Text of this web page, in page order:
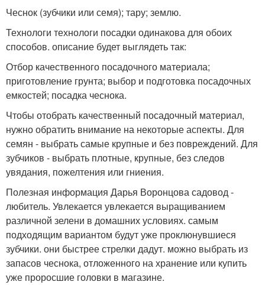
Чеснок (зубчики или семя); тару; землю.
Технологи технологи посадки одинакова для обоих
способов. описание будет выглядеть так:
Отбор качественного посадочного материала;
приготовление грунта; выбор и подготовка посадочных
емкостей; посадка чеснока.
Чтобы отобрать качественный посадочный материал,
нужно обратить внимание на некоторые аспекты. Для
семян - выбрать самые крупные и без повреждений. Для
зубчиков - выбрать плотные, крупные, без следов
увядания, пожелтения или гниения.
Полезная информация Дарья Воронцова садовод -
любитель. Увлекается увлекается выращиванием
различной зелени в домашних условиях. самым
подходящим вариантом будут уже проклюнувшиеся
зубчики. они быстрее стрелки дадут. можно выбрать из
запасов чеснока, отложенного на хранение или купить
уже проросшие головки в магазине.